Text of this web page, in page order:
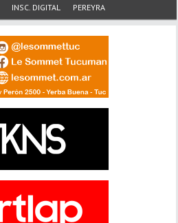
INSC. DIGITAL
PEREYRA